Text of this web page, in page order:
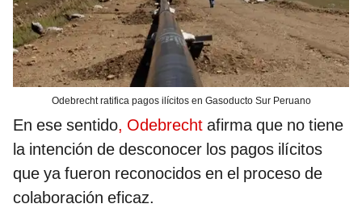
Odebrecht ratifica pagos ilícitos en Gasoducto Sur Peruano
En ese sentido, Odebrecht afirma que no tiene
la intención de desconocer los pagos ilícitos
que ya fueron reconocidos en el proceso de
colaboración eficaz.